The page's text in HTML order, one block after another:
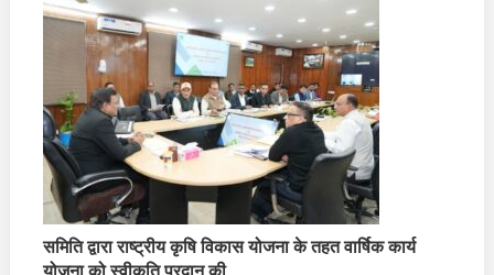
समिति द्वारा राष्ट्रीय कृषि विकास योजना के तहत वार्षिक कार्य
योजना को स्वीकृति प्रदान की